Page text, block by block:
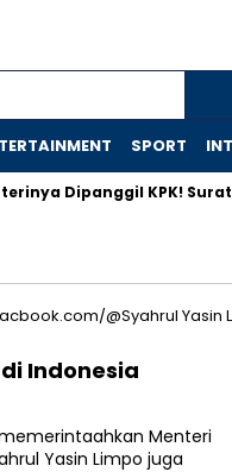
SPORT
Dipanggil KPK!
Indonesia
memerintaahkan Menteri
Yasin Limpo juga